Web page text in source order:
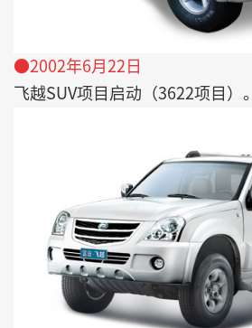
●2002年6月22日
飞越SUV项目启动（3622项目）。